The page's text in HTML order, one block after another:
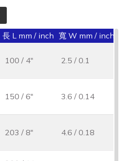
長 L mm / inch 寬 W mm / inch
100 / 4" 2.5 / 0.1
150 / 6" 3.6 / 0.14
203 / 8" 4.6 / 0.18